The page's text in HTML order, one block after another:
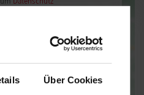
Über Cookies
Datenschutz